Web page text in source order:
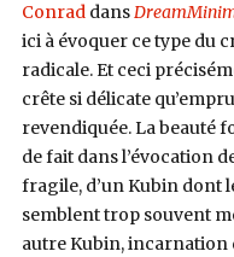
Conraddans
ici à évoquer ce type du
radicale. Et ceci
crête si délicate
revendiquée. La beauté
de fait dans l’évocation
fragile, d’un Kubin dont
semblent trop souvent
autre Kubin,